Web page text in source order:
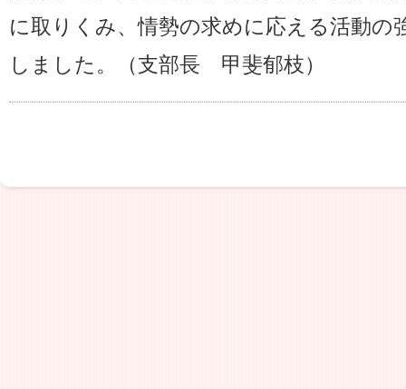
に取りくみ、情勢の求めに応える活動の
しました。（支部長 甲斐郁枝）